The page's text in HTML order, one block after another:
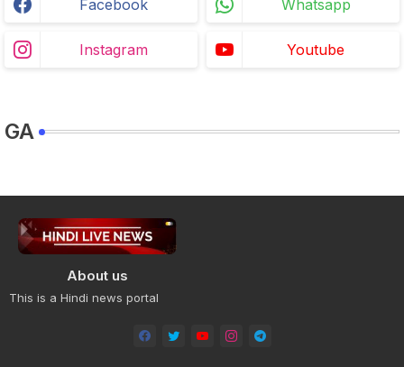
Facebook Whatsapp
Instagram Youtube
GA
About us
This is a Hindi news portal